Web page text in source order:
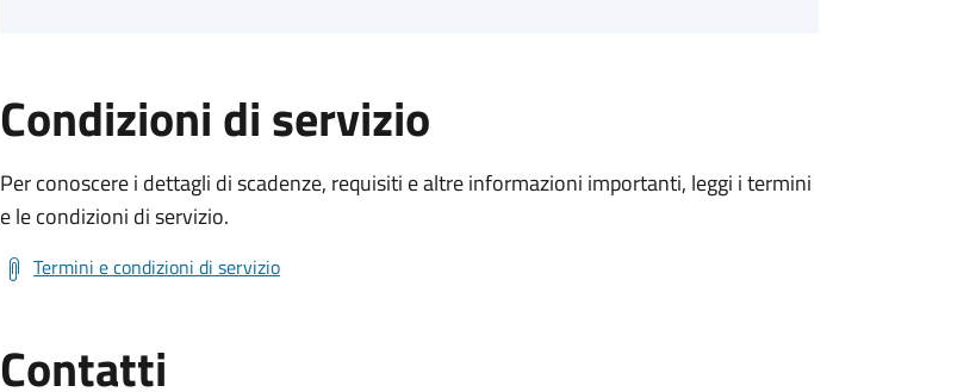
Condizioni di servizio
Per conoscere i dettagli di scadenze, requisiti e altre informazioni importanti, leggi i termini
e le condizioni di servizio.
Termini e condizioni di servizio
Contatti